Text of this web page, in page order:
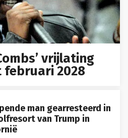
vrijlating
2028
man gearresteerd in
van Trump in